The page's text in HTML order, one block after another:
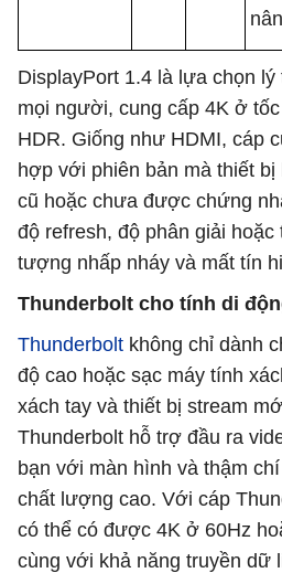
DisplayPort 1.4 là lựa chọn
mọi người, cung cấp 4K ở
HDR. Giống như HDMI, cáp
hợp với phiên bản mà thiết
cũ hoặc chưa được chứng
độ refresh, độ phân giải
tượng nhấp nháy và mất tín
Thunderbolt cho tính di
Thunderbolt không chỉ dành
độ cao hoặc sạc máy tính
xách tay và thiết bị stream
Thunderbolt hỗ trợ đầu ra
bạn với màn hình và thậm
chất lượng cao. Với cáp
có thể có được 4K ở 60Hz
cùng với khả năng truyền dữ